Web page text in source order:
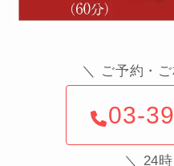
＼ ご予約・
03-
＼ 24